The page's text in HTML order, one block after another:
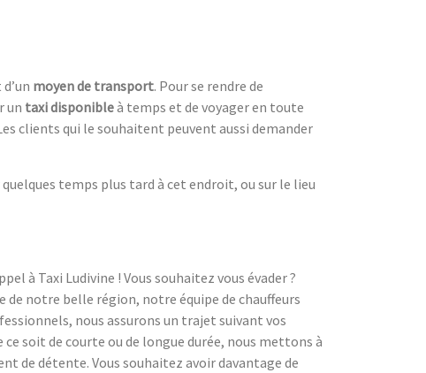
moyen de transport. Pour se rendre de
un taxi disponibleà temps et de voyager en toute
clients qui le souhaitent peuvent aussi demander
temps plus tard à cet endroit, ou sur le lieu
à Taxi Ludivine ! Vous souhaitez vous évader ?
de notre belle région, notre équipe de chauffeurs
nous assurons un trajet suivant vos
soit de courte ou de longue durée, nous mettons à
détente. Vous souhaitez avoir davantage de